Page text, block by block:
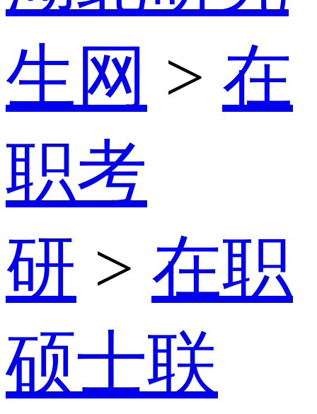
生网 > 在
职考
研 > 在职
硕士联